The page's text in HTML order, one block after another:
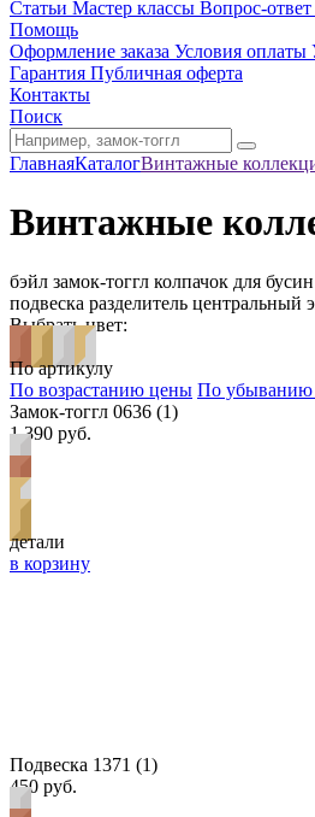
Статьи Мастер классы Вопрос-ответ
Помощь
Оформление заказа Условия оплаты
Гарантия Публичная оферта
Контакты
Поиск
ГлавнаяКаталогВинтажные
Винтажные
бэйл замок-тоггл колпачок для бусин
подвеска разделитель центральный
Выбрать цвет:
По артикулу
По возрастанию цены По
Замок-тоггл 0636 (1)
1 390 руб.
детали
в корзину
Подвеска 1371 (1)
450 руб.